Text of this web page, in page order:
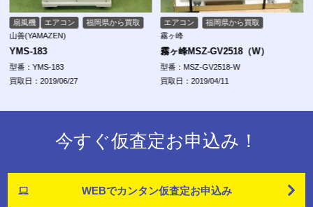
扇風機 エアコン
福岡県から買取
山善(YAMAZEN)
YMS-183
型番：YMS-183
買取日：2019/06/27
エアコン
福岡県から買取
霧ヶ峰
霧ヶ峰MSZ-GV2518（W）
型番：MSZ-GV2518-W
買取日：2019/04/11
今すぐ仮査定お申込み！
WEBでカンタン仮査定お申込み